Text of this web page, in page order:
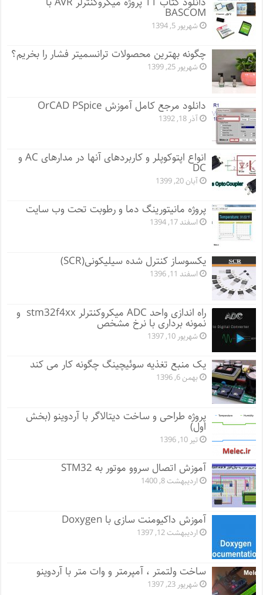
BASCOM
شهریور 5, 1394
چگونه بهترین محصولات ترانسمیتر فشار را بخریم؟
شهریور 25, 1399
دانلود مرجع کامل آموزش OrCAD PSpice
آذر 18, 1392
انواع اپتوکوپلر و کاربردهای آنها در مدارهای AC و
DC
آبان 20, 1399
پروژه مانيتورينگ دما و رطوبت تحت وب سایت
اسفند 17, 1394
یکسوساز کنترل شده سیلیکونی(SCR)
اسفند 11, 1396
راه اندازی واحد ADC میکروکنترلر stm32f4xx و
نمونه برداری با نرخ مشخص
شهریور 10, 1397
یک منبع تغذیه سوئیچینگ چگونه کار می کند
بهمن 6, 1396
پروژه طراحی و ساخت دیتالاگر با آردوینو (بخش
اول)
تیر 10, 1396
آموزش اتصال سروو موتور به STM32
اردیبهشت 8, 1400
آموزش داکیومنت سازی با Doxygen
اردیبهشت 12, 1397
ساخت ولتمتر ، آمپرمتر و وات متر با آردوینو
شهریور 23, 1397